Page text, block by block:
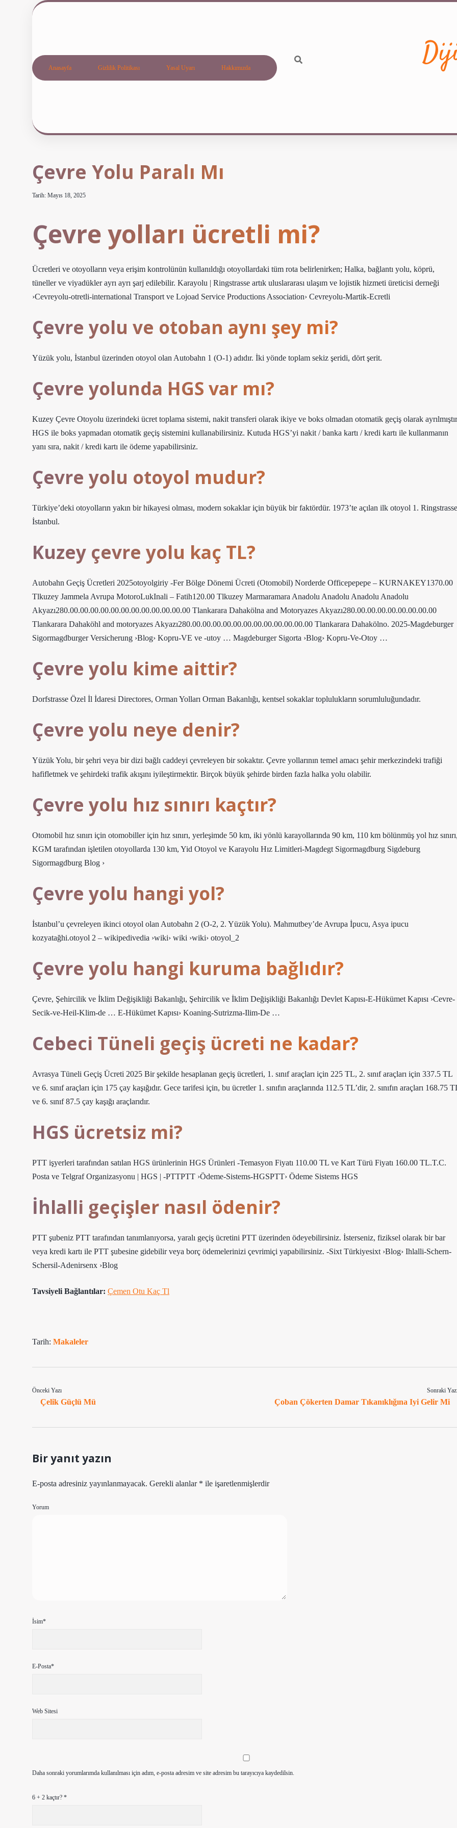
Anasayfa Gizlilik Politikası Yasal Uyarı Hakkımızda
Çevre Yolu Paralı Mı
Tarih: Mayıs 18, 2025
Çevre yolları ücretli mi?
Ücretleri ve otoyolların veya erişim kontrolünün kullanıldığı otoyollardaki tüm rota belirlenirken; Halka, bağlantı yolu, köprü,
tüneller ve viyadükler ayrı ayrı şarj edilebilir. Karayolu | Ringstrasse artık uluslararası ulaşım ve lojistik hizmeti üreticisi derneği
›Cevreyolu-otretli-international Transport ve Lojoad Service Productions Association› Cevreyolu-Martik-Ecretli
Çevre yolu ve otoban aynı şey mi?
Yüzük yolu, İstanbul üzerinden otoyol olan Autobahn 1 (O-1) adıdır. İki yönde toplam sekiz şeridi, dört şerit.
Çevre yolunda HGS var mı?
Kuzey Çevre Otoyolu üzerindeki ücret toplama sistemi, nakit transferi olarak ikiye ve boks olmadan otomatik geçiş olarak
HGS ile boks yapmadan otomatik geçiş sistemini kullanabilirsiniz. Kutuda HGS’yi nakit / banka kartı / kredi kartı ile kullanmanın
yanı sıra, nakit / kredi kartı ile ödeme yapabilirsiniz.
Çevre yolu otoyol mudur?
Türkiye’deki otoyolların yakın bir hikayesi olması, modern sokaklar için büyük bir faktördür. 1973’te açılan ilk otoyol 1. Ringstrasse
İstanbul.
Kuzey çevre yolu kaç TL?
Autobahn Geçiş Ücretleri 2025otoyolgiriy -Fer Bölge Dönemi Ücreti (Otomobil) Norderde Officepepepe – KURNAKEY1370.00
Tlkuzey Jammela Avrupa MotoroLukInali – Fatih120.00 Tlkuzey Marmaramara Anadolu Anadolu Anadolu Anadolu
Akyazı280.00.00.00.00.00.00.00.00.00.00.00.00 Tlankarara Dahakölna and Motoryazes Akyazı280.00.00.00.00.00.00.00.00
Tlankarara Dahaköhl and motoryazes Akyazı280.00.00.00.00.00.00.00.00.00.00.00.00 Tlankarara Dahakölno. 2025-Magdeburger
Sigormagdburger Versicherung ›Blog› Kopru-VE ve -utoy … Magdeburger Sigorta ›Blog› Kopru-Ve-Otoy …
Çevre yolu kime aittir?
Dorfstrasse Özel İl İdaresi Directores, Orman Yolları Orman Bakanlığı, kentsel sokaklar toplulukların sorumluluğundadır.
Çevre yolu neye denir?
Yüzük Yolu, bir şehri veya bir dizi bağlı caddeyi çevreleyen bir sokaktır. Çevre yollarının temel amacı şehir merkezindeki trafiği
hafifletmek ve şehirdeki trafik akışını iyileştirmektir. Birçok büyük şehirde birden fazla halka yolu olabilir.
Çevre yolu hız sınırı kaçtır?
Otomobil hız sınırı için otomobiller için hız sınırı, yerleşimde 50 km, iki yönlü karayollarında 90 km, 110 km bölünmüş yol hız
KGM tarafından işletilen otoyollarda 130 km, Yid Otoyol ve Karayolu Hız Limitleri-Magdegt Sigormagdburg Sigdeburg
Sigormagdburg Blog ›
Çevre yolu hangi yol?
İstanbul’u çevreleyen ikinci otoyol olan Autobahn 2 (O-2, 2. Yüzük Yolu). Mahmutbey’de Avrupa İpucu, Asya ipucu
kozyatağhi.otoyol 2 – wikipedivedia ›wiki› wiki ›wiki› otoyol_2
Çevre yolu hangi kuruma bağlıdır?
Çevre, Şehircilik ve İklim Değişikliği Bakanlığı, Şehircilik ve İklim Değişikliği Bakanlığı Devlet Kapısı-E-Hükümet Kapısı ›Cevre-
Secik-ve-Heil-Klim-de … E-Hükümet Kapısı› Koaning-Sutrizma-Ilim-De …
Cebeci Tüneli geçiş ücreti ne kadar?
Avrasya Tüneli Geçiş Ücreti 2025 Bir şekilde hesaplanan geçiş ücretleri, 1. sınıf araçları için 225 TL, 2. sınıf araçları için 337.5 TL
ve 6. sınıf araçları için 175 çay kaşığıdır. Gece tarifesi için, bu ücretler 1. sınıfın araçlarında 112.5 TL’dir, 2. sınıfın araçları 168.75
ve 6. sınıf 87.5 çay kaşığı araçlarıdır.
HGS ücretsiz mi?
PTT işyerleri tarafından satılan HGS ürünlerinin HGS Ürünleri -Temasyon Fiyatı 110.00 TL ve Kart Türü Fiyatı 160.00 TL.T.C.
Posta ve Telgraf Organizasyonu | HGS | -PTTPTT ›Ödeme-Sistems-HGSPTT› Ödeme Sistems HGS
İhlalli geçişler nasıl ödenir?
PTT şubeniz PTT tarafından tanımlanıyorsa, yaralı geçiş ücretini PTT üzerinden ödeyebilirsiniz. İsterseniz, fiziksel olarak bir bar
veya kredi kartı ile PTT şubesine gidebilir veya borç ödemelerinizi çevrimiçi yapabilirsiniz. -Sixt Türkiyesixt ›Blog› Ihlalli-Schern-
Schersil-Adenirsenx ›Blog
Tavsiyeli Bağlantılar: Çemen Otu Kaç Tl
Tarih: Makaleler
Önceki Yazı
Çelik Güçlü Mü
Sonraki
Çoban Çökerten Damar Tıkanıklığına Iyi Gelir Mi
Bir yanıt yazın
E-posta adresiniz yayınlanmayacak. Gerekli alanlar * ile işaretlenmişlerdir
Yorum
İsim*
E-Posta*
Web Sitesi
Daha sonraki yorumlarımda kullanılması için adım, e-posta adresim ve site adresim bu tarayıcıya kaydedilsin.
6 + 2 kaçtır? *